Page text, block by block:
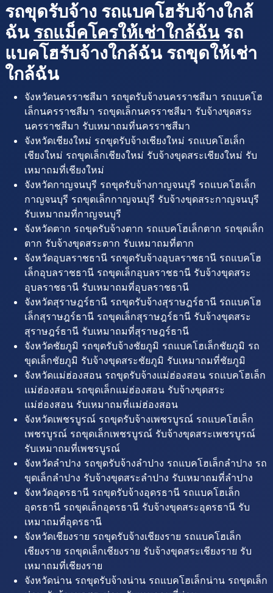
รถขุดรับจ้าง รถแบคโฮรับจ้างใกล้
ฉัน รถแม็คโครให้เช่าใกล้ฉัน รถ
แบคโฮรับจ้างใกล้ฉัน รถขุดให้เช่า
ใกล้ฉัน
จังหวัดนครราชสีมา รถขุดรับจ้างนครราชสีมา รถแบคโฮ
เล็กนครราชสีมา รถขุดเล็กนครราชสีมา รับจ้างขุดสระ
นครราชสีมา รับเหมาถมที่นครราชสีมา
จังหวัดเชียงใหม่ รถขุดรับจ้างเชียงใหม่ รถแบคโฮเล็ก
เชียงใหม่ รถขุดเล็กเชียงใหม่ รับจ้างขุดสระเชียงใหม่ รับ
เหมาถมที่เชียงใหม่
จังหวัดกาญจนบุรี รถขุดรับจ้างกาญจนบุรี รถแบคโฮเล็ก
กาญจนบุรี รถขุดเล็กกาญจนบุรี รับจ้างขุดสระกาญจนบุรี
รับเหมาถมที่กาญจนบุรี
จังหวัดตาก รถขุดรับจ้างตาก รถแบคโฮเล็กตาก รถขุดเล็ก
ตาก รับจ้างขุดสระตาก รับเหมาถมที่ตาก
จังหวัดอุบลราชธานี รถขุดรับจ้างอุบลราชธานี รถแบคโฮ
เล็กอุบลราชธานี รถขุดเล็กอุบลราชธานี รับจ้างขุดสระ
อุบลราชธานี รับเหมาถมที่อุบลราชธานี
จังหวัดสุราษฎร์ธานี รถขุดรับจ้างสุราษฎร์ธานี รถแบคโฮ
เล็กสุราษฎร์ธานี รถขุดเล็กสุราษฎร์ธานี รับจ้างขุดสระ
สุราษฎร์ธานี รับเหมาถมที่สุราษฎร์ธานี
จังหวัดชัยภูมิ รถขุดรับจ้างชัยภูมิ รถแบคโฮเล็กชัยภูมิ รถ
ขุดเล็กชัยภูมิ รับจ้างขุดสระชัยภูมิ รับเหมาถมที่ชัยภูมิ
จังหวัดแม่ฮ่องสอน รถขุดรับจ้างแม่ฮ่องสอน รถแบคโฮเล็ก
แม่ฮ่องสอน รถขุดเล็กแม่ฮ่องสอน รับจ้างขุดสระ
แม่ฮ่องสอน รับเหมาถมที่แม่ฮ่องสอน
จังหวัดเพชรบูรณ์ รถขุดรับจ้างเพชรบูรณ์ รถแบคโฮเล็ก
เพชรบูรณ์ รถขุดเล็กเพชรบูรณ์ รับจ้างขุดสระเพชรบูรณ์
รับเหมาถมที่เพชรบูรณ์
จังหวัดลำปาง รถขุดรับจ้างลำปาง รถแบคโฮเล็กลำปาง รถ
ขุดเล็กลำปาง รับจ้างขุดสระลำปาง รับเหมาถมที่ลำปาง
จังหวัดอุดรธานี รถขุดรับจ้างอุดรธานี รถแบคโฮเล็ก
อุดรธานี รถขุดเล็กอุดรธานี รับจ้างขุดสระอุดรธานี รับ
เหมาถมที่อุดรธานี
จังหวัดเชียงราย รถขุดรับจ้างเชียงราย รถแบคโฮเล็ก
เชียงราย รถขุดเล็กเชียงราย รับจ้างขุดสระเชียงราย รับ
เหมาถมที่เชียงราย
จังหวัดน่าน รถขุดรับจ้างน่าน รถแบคโฮเล็กน่าน รถขุดเล็ก